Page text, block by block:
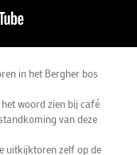
in het Bergher bos
woord zien bij café
van deze
uitkijktoren zelf op de